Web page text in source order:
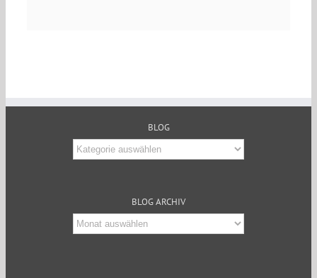
BLOG
Blog
BLOG ARCHIV
Blog
Archiv